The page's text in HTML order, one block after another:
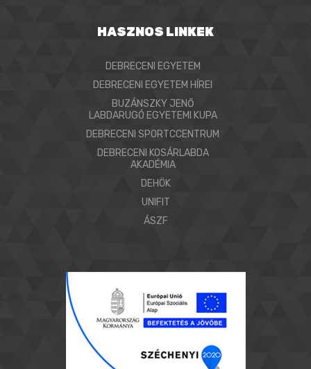
HASZNOS LINKEK
DEBRECENI EGYETEM
DEBRECENI EGYETEM HÍREI
BUZÁNSZKY JENŐ
LABDARUGÓ EGYETEMI KUPA
DEBRECENI SPORTCCENTRUM
DEBRECENI KOSÁRLABDA
AKADÉMIA
DEHÖK
UNIFIT
ÁSZF